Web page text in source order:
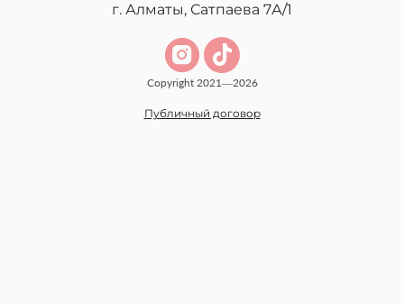
г. Алматы, Сатпаева 7А/1
Copyright 2021—2026
Публичный договор